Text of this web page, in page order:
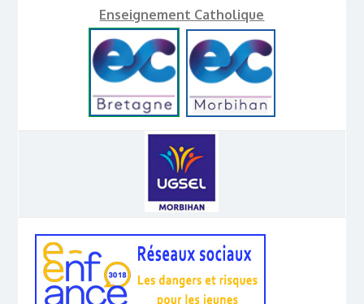
Enseignement Catholique